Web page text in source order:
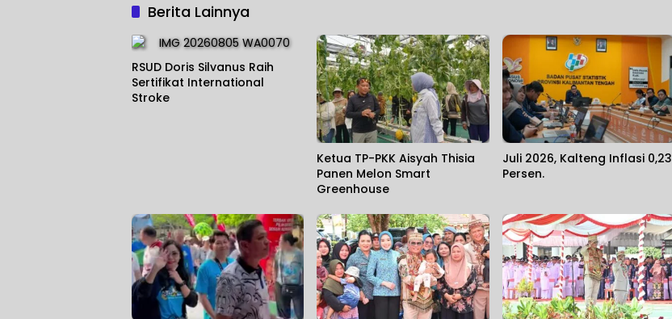
Berita Lainnya
RSUD Doris Silvanus Raih
Sertifikat International
Stroke
Ketua TP-PKK Aisyah Thisia
Panen Melon Smart
Greenhouse
Juli 2026, Kalteng Inflasi 0,23
Persen.